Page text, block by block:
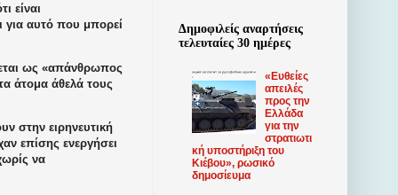
είναι
για αυτό που μπορεί
ως «απάνθρωπος
άτομα άθελά τους
στην ειρηνευτική
επίσης ενεργήσει
να
Δημοφιλείς αναρτήσεις
τελευταίες 30 ημέρες
«Ευθείες
απειλές
προς την
Ελλάδα
για την
στρατιωτι
κή υποστήριξη του
Κιέβου», ρωσικό
δημοσίευμα